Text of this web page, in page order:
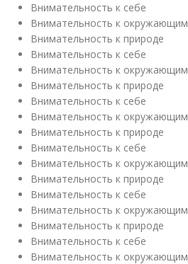
Внимательность к себе
Внимательность к окружающим
Внимательность к природе
Внимательность к себе
Внимательность к окружающим
Внимательность к природе
Внимательность к себе
Внимательность к окружающим
Внимательность к природе
Внимательность к себе
Внимательность к окружающим
Внимательность к природе
Внимательность к себе
Внимательность к окружающим
Внимательность к природе
Внимательность к себе
Внимательность к окружающим